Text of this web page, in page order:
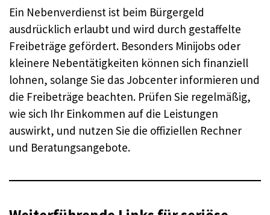
Ein Nebenverdienst ist beim Bürgergeld
ausdrücklich erlaubt und wird durch gestaffelte
Freibeträge gefördert. Besonders Minijobs oder
kleinere Nebentätigkeiten können sich finanziell
lohnen, solange Sie das Jobcenter informieren und
die Freibeträge beachten. Prüfen Sie regelmäßig,
wie sich Ihr Einkommen auf die Leistungen
auswirkt, und nutzen Sie die offiziellen Rechner
und Beratungsangebote.